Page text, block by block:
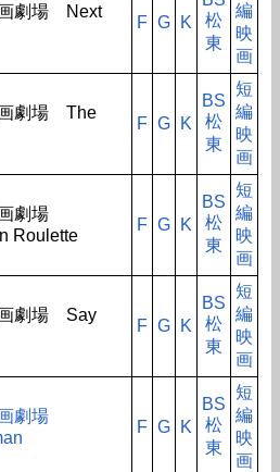
劇場 Next
F G K
松
東
編
映
画
劇場 The
F G K
BS
松
東
短
編
映
画
劇場
Roulette
F G K
BS
松
東
短
編
映
画
劇場 Say
F G K
BS
松
東
短
編
映
画
劇場
F G K
BS
松
東
短
編
映
画